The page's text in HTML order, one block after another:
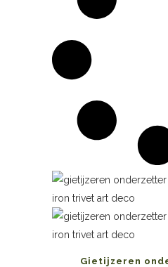
Gietijzeren